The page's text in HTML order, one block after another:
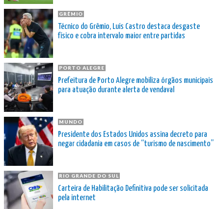
GRÊMIO
Técnico do Grêmio, Luís Castro destaca desgaste
físico e cobra intervalo maior entre partidas
PORTO ALEGRE
Prefeitura de Porto Alegre mobiliza órgãos municipais
para atuação durante alerta de vendaval
MUNDO
Presidente dos Estados Unidos assina decreto para
negar cidadania em casos de “turismo de nascimento”
RIO GRANDE DO SUL
Carteira de Habilitação Definitiva pode ser solicitada
pela internet